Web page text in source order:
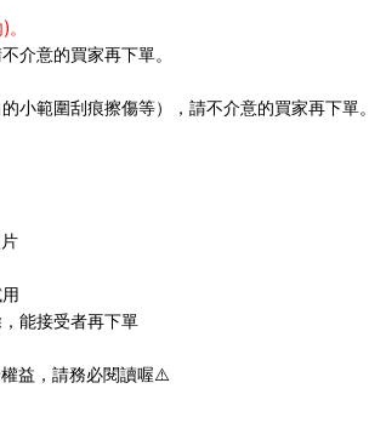
)。
介意的買家再下單。
小範圍刮痕擦傷等），請不介意的買家再下單。
能接受者再下單
益，請務必閱讀喔⚠